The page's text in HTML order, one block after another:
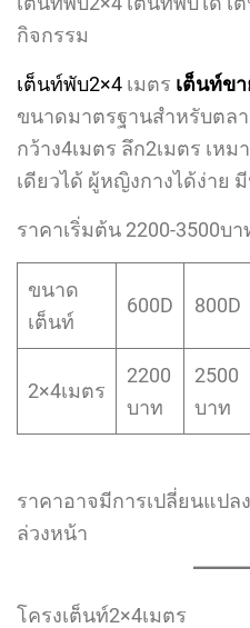
กิจกรรม
เต็นท์พับ2×4 เมตร เต็นท์ข
ขนาดมาตรฐานสำหรับตล
กว้าง4เมตร ลึก2เมตร เห
เดียวได้ ผู้หญิงกางได้ง่าย
ราคาเริ่มต้น 2200-3500บา
ขนาด
เต็นท์
600D 800D
2×4เมตร
2200
บาท
2500
บาท
ราคาอาจมีการเปลี่ยนแปล
ล่วงหน้า
โครงเต็นท์2×4เมตร